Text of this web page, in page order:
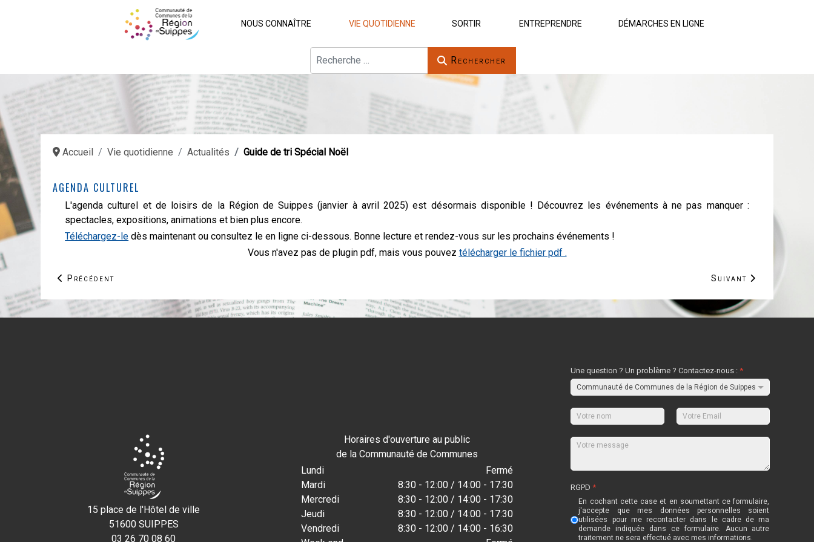
NOUS CONNAÎTRE VIE QUOTIDIENNE SORTIR ENTREPRENDRE DÉMARCHES EN LIGNE
Rechercher
Accueil Vie quotidienne Actualités Guide de tri Spécial Noël
AGENDA CULTUREL
L'agenda culturel et de loisirs de la Région de Suippes (janvier à avril 2025) est désormais disponible ! Découvrez les événements à ne pas manquer :
spectacles, expositions, animations et bien plus encore.
Téléchargez-le dès maintenant ou consultez le en ligne ci-dessous. Bonne lecture et rendez-vous sur les prochains événements !
Vous n'avez pas de plugin pdf, mais vous pouvez télécharger le fichier pdf .
Article précédent : Les Paysages essentiels du Grand Est
Précédent Article suivant :
Suivant
15 place de l'Hôtel de ville
51600 SUIPPES
03 26 70 08 60
Horaires d'ouverture au public
de la Communauté de Communes
Lundi
Fermé
Mardi
8:30 - 12:00 / 14:00 - 17:30
Mercredi
8:30 - 12:00 / 14:00 - 17:30
Jeudi
8:30 - 12:00 / 14:00 - 17:30
Vendredi
8:30 - 12:00 / 14:00 - 16:30
Une question ? Un problème ? Contactez-nous :*
RGPD*
En cochant cette case et en soumettant ce formulaire,
j'accepte que mes données personnelles soient
utilisées pour me recontacter dans le cadre de ma
demande indiquée dans ce formulaire. Aucun autre
traitement ne sera effectué avec mes informations.